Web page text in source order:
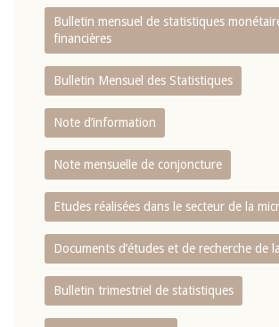
Bulletin mensuel de statistiques
financières
Bulletin Mensuel des Statistiques
Note d’information
Note mensuelle de conjoncture
Etudes réalisées dans le secteur de la
Documents d’études et de recherche de
Bulletin trimestriel de statistiques